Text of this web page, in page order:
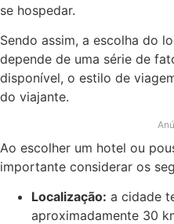
se hospedar.
Sendo assim, a escolha do
depende de uma série de
disponível, o estilo de
do viajante.
Ao escolher um hotel ou
importante considerar os
Localização: a cidade
aproximadamente 30